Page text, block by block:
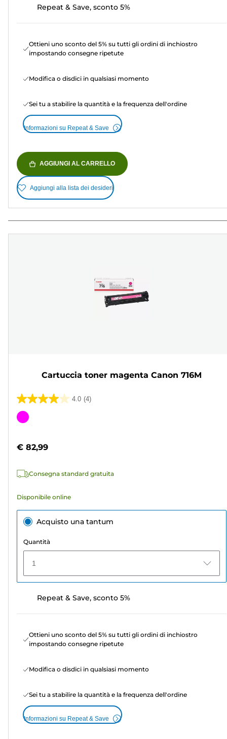
Repeat & Save, sconto 5%
Ottieni uno sconto del 5% su tutti gli ordini di inchiostro
impostando consegne ripetute
Modifica o disdici in qualsiasi momento
Sei tu a stabilire la quantità e la frequenza dell'ordine
Informazioni su Repeat & Save
AGGIUNGI AL CARRELLO
Aggiungi alla lista dei desideri
Cartuccia toner magenta Canon 716M
4.0 (4)
4.0
su
4
Cartuccia
€ 82,99
Consegna standard gratuita
Disponibile online
Acquisto una tantum
Quantità
1
Repeat & Save, sconto 5%
Ottieni uno sconto del 5% su tutti gli ordini di inchiostro
impostando consegne ripetute
Modifica o disdici in qualsiasi momento
Sei tu a stabilire la quantità e la frequenza dell'ordine
Informazioni su Repeat & Save